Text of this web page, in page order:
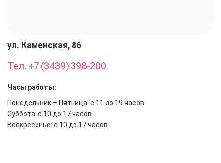
ул. Каменская, 86
Тел. +7 (3439) 398-200
Часы работы:
Понедельник – Пятница: с 11 до 19 часов
Суббота: с 10 до 17 часов
Воскресенье: с 10 до 17 часов